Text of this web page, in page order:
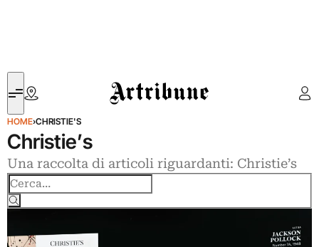
Artribune
HOME›CHRISTIE'S
Christie’s
Una raccolta di articoli riguardanti: Christie’s